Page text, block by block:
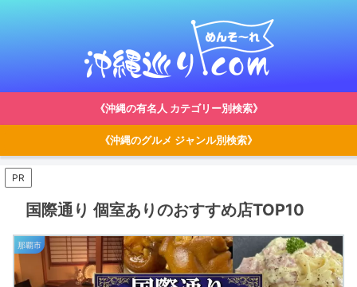
《沖縄の有名人 カテゴリー別検索》
《沖縄のグルメ ジャンル別検索》
PR
国際通り 個室ありのおすすめ店TOP10
那覇市